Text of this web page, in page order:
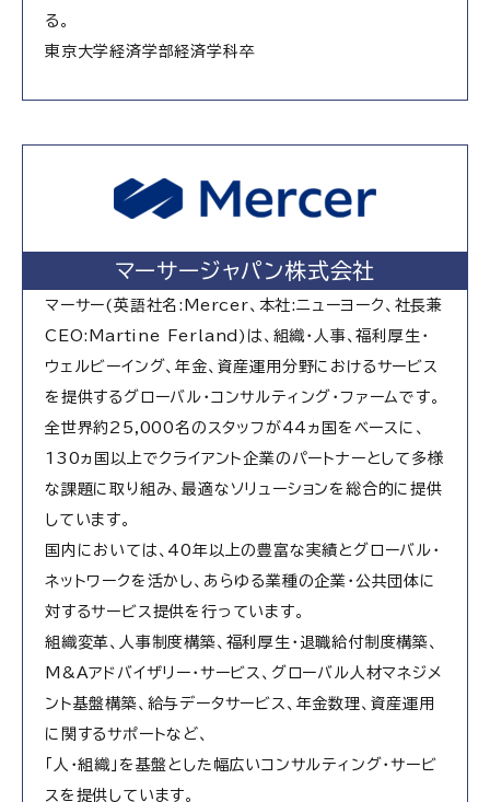
る。
東京大学経済学部経済学科卒
マーサージャパン株式会社
マーサー(英語社名:Mercer、本社:ニューヨーク、社長兼
CEO:Martine Ferland)は、組織・人事、福利厚生・
ウェルビーイング、年金、資産運用分野におけるサービス
を提供するグローバル・コンサルティング・ファームです。
全世界約25,000名のスタッフが44ヵ国をベースに、
130ヵ国以上でクライアント企業のパートナーとして多様
な課題に取り組み、最適なソリューションを総合的に提供
しています。
国内においては、40年以上の豊富な実績とグローバル・
ネットワークを活かし、あらゆる業種の企業・公共団体に
対するサービス提供を行っています。
組織変革、人事制度構築、福利厚生・退職給付制度構築、
M&Aアドバイザリー・サービス、グローバル人材マネジメ
ント基盤構築、給与データサービス、年金数理、資産運用
に関するサポートなど、
「人・組織」を基盤とした幅広いコンサルティング・サービ
スを提供しています。